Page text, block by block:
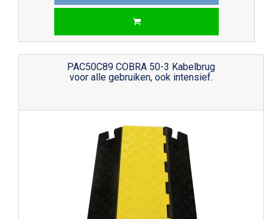
PAC50C89 COBRA 50-3 Kabelbrug
voor alle gebruiken, ook intensief.